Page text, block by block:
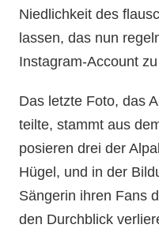
Niedlichkeit des
lassen, das nun
Instagram-Account
Das letzte Foto, das
teilte, stammt aus
posieren drei der
Hügel, und in der
Sängerin ihren Fans
den Durchblick